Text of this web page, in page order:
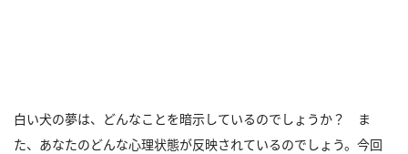
白い犬の夢は、どんなことを暗示しているのでしょうか？ ま
た、あなたのどんな心理状態が反映されているのでしょう。今回